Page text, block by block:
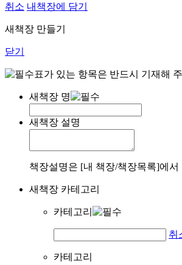
취소 내책장에 담기
새책장 만들기
닫기
표가 있는 항목은 반드시 기재해
새책장 명
새책장 설명
책장설명은 [내 책장/책장목록]에서
새책장 카테고리
카테고리
취
카테고리